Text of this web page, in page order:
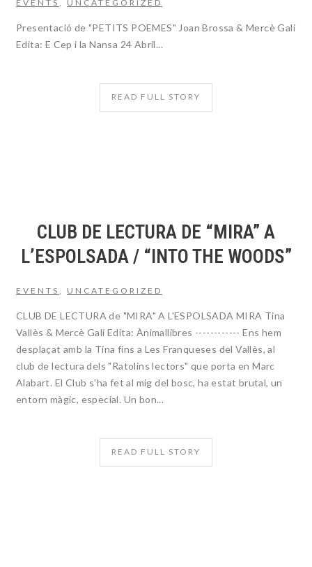
EVENTS UNCATEGORIZED
Presentació de "PETITS POEMES" Joan Brossa & Mercè Galí
Edita: E Cep i la Nansa 24 Abril...
READ FULL STORY
CLUB DE LECTURA DE “MIRA” A
L’ESPOLSADA / “INTO THE WOODS”
EVENTS , UNCATEGORIZED
CLUB DE LECTURA de "MIRA" A L'ESPOLSADA MIRA Tina
Vallès & Mercè Galí Edita: Ànimallibres ------------ Ens hem
desplaçat amb la Tina fins a Les Franqueses del Vallès, al
club de lectura dels "Ratolins lectors" que porta en Marc
Alabart. El Club s'ha fet al mig del bosc, ha estat brutal, un
entorn màgic, especial. Un bon...
READ FULL STORY